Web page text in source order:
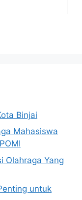
Binjai
Mahasiswa
Olahraga Yang
untuk